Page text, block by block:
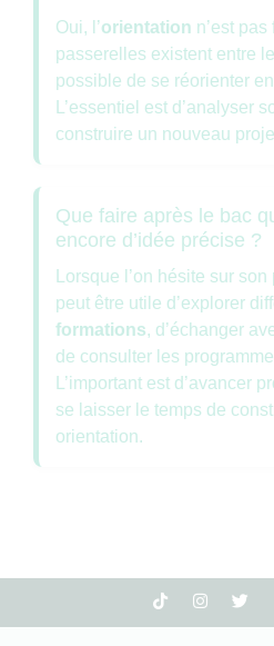
Oui, l’orientation n’est
passerelles existent entre
possible de se réorienter
L’essentiel est d’analyser
construire un nouveau
Que faire après le bac
encore d’idée précise ?
Lorsque l’on hésite sur son
peut être utile d’explorer
formations, d’échanger
de consulter les
L’important est d’avancer
se laisser le temps de
orientation.